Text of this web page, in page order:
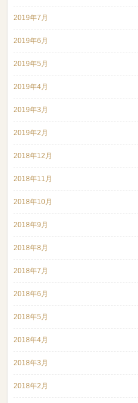
2019年7月
2019年6月
2019年5月
2019年4月
2019年3月
2019年2月
2018年12月
2018年11月
2018年10月
2018年9月
2018年8月
2018年7月
2018年6月
2018年5月
2018年4月
2018年3月
2018年2月